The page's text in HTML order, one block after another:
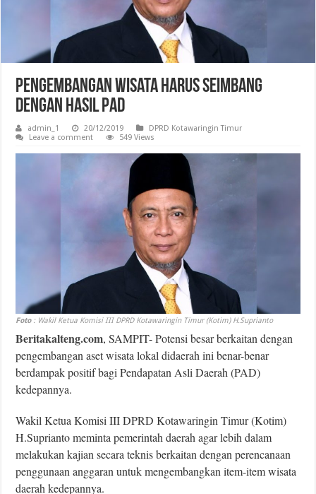
Pengembangan Wisata Harus Seimbang
Dengan Hasil PAD
admin_1 20/12/2019
DPRD Kotawaringin Timur
Leave a comment
549 Views
Foto: Wakil Ketua Komisi III DPRD Kotawaringin Timur (Kotim) H.Suprianto
Beritakalteng.com, SAMPIT- Potensi besar berkaitan dengan
pengembangan aset wisata lokal didaerah ini benar-benar
berdampak positif bagi Pendapatan Asli Daerah (PAD)
kedepannya.
Wakil Ketua Komisi III DPRD Kotawaringin Timur (Kotim)
H.Suprianto meminta pemerintah daerah agar lebih dalam
melakukan kajian secara teknis berkaitan dengan perencanaan
penggunaan anggaran untuk mengembangkan item-item wisata
daerah kedepannya.